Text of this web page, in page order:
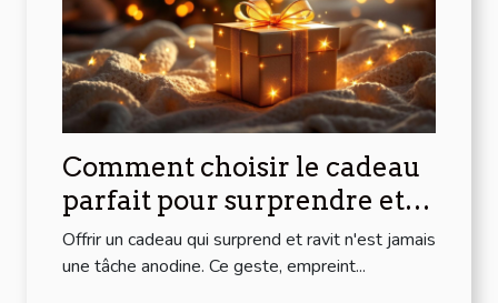
Comment choisir le cadeau
parfait pour surprendre et
ravir ?
Offrir un cadeau qui surprend et ravit n'est jamais
une tâche anodine. Ce geste, empreint...